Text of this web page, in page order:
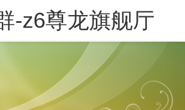
-z6尊龙旗舰厅